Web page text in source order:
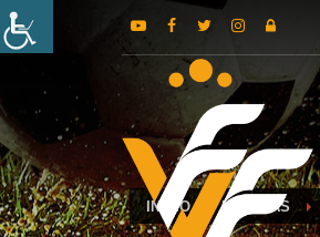
INICIO NOTICIAS